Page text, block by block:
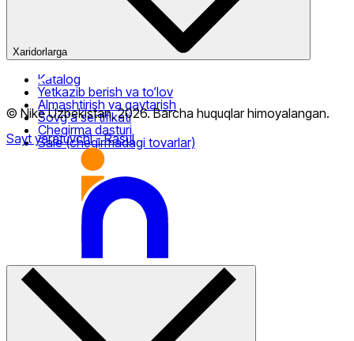
Xaridorlarga
Katalog
Yetkazib berish va to‘lov
Almashtirish va qaytarish
Sovg‘a sertifikati
Chegirma dasturi
Sale (chegirmadagi tovarlar)
© Nike Uzbekistan,2026.Barcha huquqlar himoyalangan.
Sayt yaratuvchi- Rasul